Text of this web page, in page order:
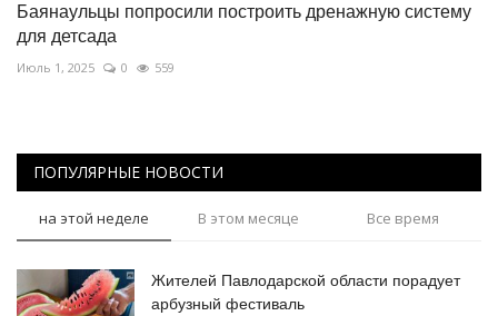
Баянаульцы попросили построить дренажную систему
для детсада
Июль 1, 2025 0 559
ПОПУЛЯРНЫЕ НОВОСТИ
на этой неделе В этом месяце Все время
Жителей Павлодарской области порадует
арбузный фестиваль